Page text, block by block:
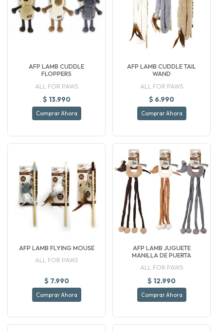
AFP LAMB CUDDLE
FLOPPERS
ALL FOR PAWS
$ 13.990
Comprar Ahora
AFP LAMB CUDDLE TAIL
WAND
ALL FOR PAWS
$ 6.990
Comprar Ahora
AFP LAMB FLYING MOUSE
ALL FOR PAWS
$ 7.990
Comprar Ahora
AFP LAMB JUGUETE
MANILLA DE PUERTA
ALL FOR PAWS
$ 12.990
Comprar Ahora